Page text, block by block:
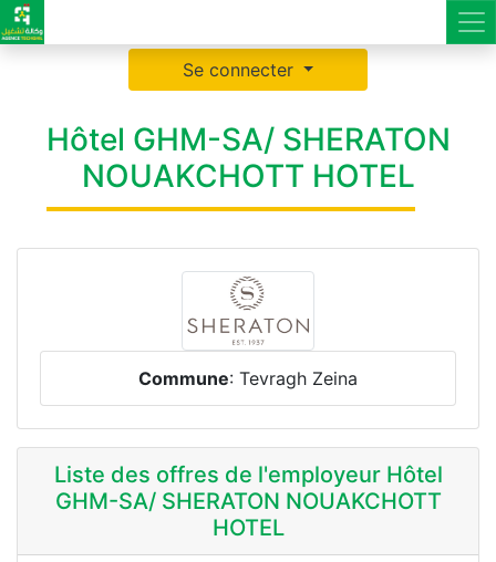
Se connecter
Hôtel GHM-SA/ SHERATON
NOUAKCHOTT HOTEL
Commune: Tevragh Zeina
Liste des offres de l'employeur Hôtel
GHM-SA/ SHERATON NOUAKCHOTT
HOTEL